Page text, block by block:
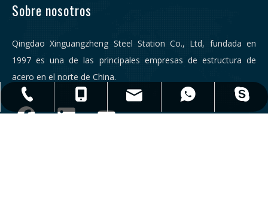
Sobre nosotros
Qingdao Xinguangzheng Steel Station Co., Ltd, fundada en
1997 es una de las principales empresas de estructura de
acero en el norte de China.
+ 86-532-83306766
+86 - 17806251018
qdxgz08@qdxgz.cn
+86 - 17806251018
Steel.Structure.xgz